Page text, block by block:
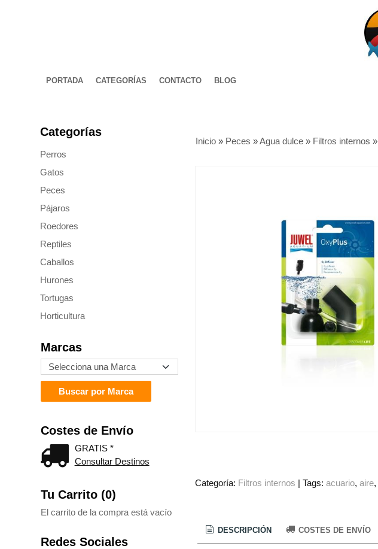
PORTADA CATEGORÍAS CONTACTO BLOG
Categorías
Perros
Gatos
Peces
Pájaros
Roedores
Reptiles
Caballos
Hurones
Tortugas
Horticultura
Marcas
Costes de Envío
GRATIS *
Consultar Destinos
Tu Carrito (0)
El carrito de la compra está vacío
Redes Sociales
Inicio » Peces »Agua dulce » Filtros internos »
Categoría: Filtros internos |Tags:acuario aire
DESCRIPCIÓN COSTES DE ENVÍO